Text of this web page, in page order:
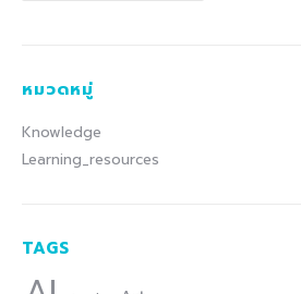
หมวดหมู่
Knowledge
Learning_resources
TAGS